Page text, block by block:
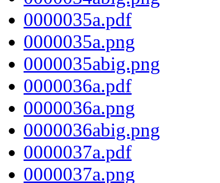
0000035a.pdf
0000035a.png
0000035abig.png
0000036a.pdf
0000036a.png
0000036abig.png
0000037a.pdf
0000037a.png